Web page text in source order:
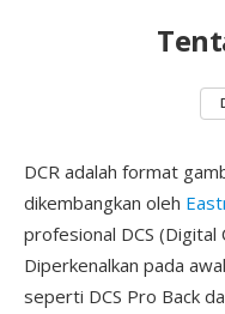
DCR adalah format
dikembangkan oleh
profesional DCS (Digital
Diperkenalkan pada
seperti DCS Pro Back